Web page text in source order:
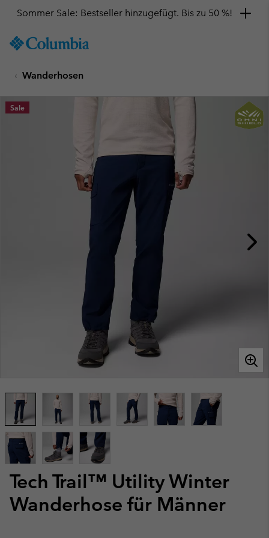
TO
SKIP
MAIN
NAV
Sommer Sale: Bestseller hinzugefügt. Bis zu 50 %!
Wanderhosen
Tech Trail™ Utility Winter
Wanderhose für Männer
Sale